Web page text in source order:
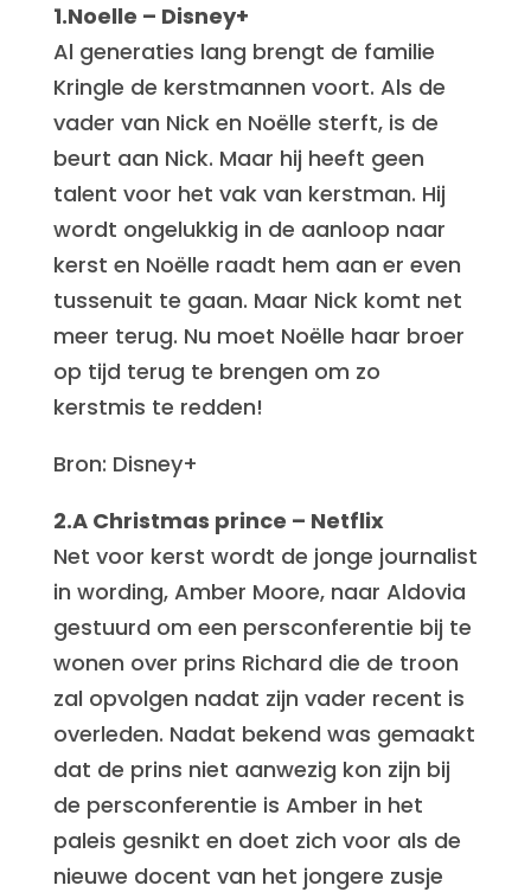
1.Noelle – Disney+
Al generaties lang brengt de familie
Kringle de kerstmannen voort. Als de
vader van Nick en Noëlle sterft, is de
beurt aan Nick. Maar hij heeft geen
talent voor het vak van kerstman. Hij
wordt ongelukkig in de aanloop naar
kerst en Noëlle raadt hem aan er even
tussenuit te gaan. Maar Nick komt net
meer terug. Nu moet Noëlle haar broer
op tijd terug te brengen om zo
kerstmis te redden!
Bron: Disney+
2.A Christmas prince – Netflix
Net voor kerst wordt de jonge journalist
in wording, Amber Moore, naar Aldovia
gestuurd om een persconferentie bij te
wonen over prins Richard die de troon
zal opvolgen nadat zijn vader recent is
overleden. Nadat bekend was gemaakt
dat de prins niet aanwezig kon zijn bij
de persconferentie is Amber in het
paleis gesnikt en doet zich voor als de
nieuwe docent van het jongere zusje